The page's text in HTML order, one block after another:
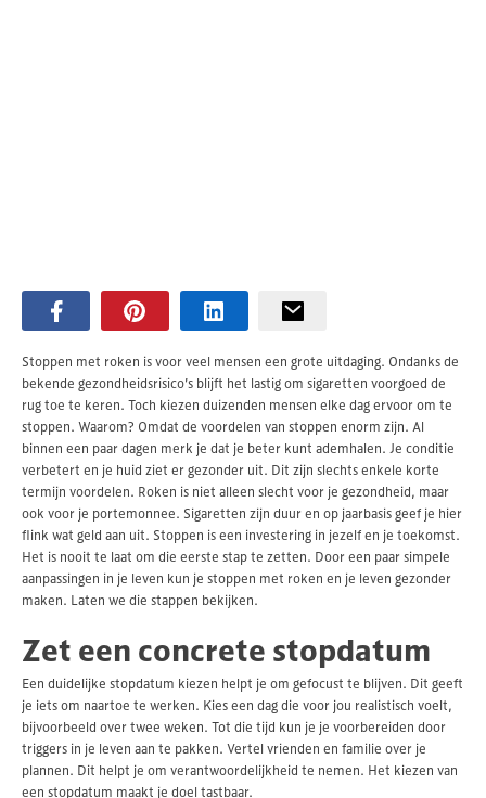
Stoppen met roken is voor veel mensen een grote uitdaging. Ondanks de
bekende gezondheidsrisico’s blijft het lastig om sigaretten voorgoed de
rug toe te keren. Toch kiezen duizenden mensen elke dag ervoor om te
stoppen. Waarom? Omdat de voordelen van stoppen enorm zijn. Al
binnen een paar dagen merk je dat je beter kunt ademhalen. Je conditie
verbetert en je huid ziet er gezonder uit. Dit zijn slechts enkele korte
termijn voordelen. Roken is niet alleen slecht voor je gezondheid, maar
ook voor je portemonnee. Sigaretten zijn duur en op jaarbasis geef je hier
flink wat geld aan uit. Stoppen is een investering in jezelf en je toekomst.
Het is nooit te laat om die eerste stap te zetten. Door een paar simpele
aanpassingen in je leven kun je stoppen met roken en je leven gezonder
maken. Laten we die stappen bekijken.
Zet een concrete stopdatum
Een duidelijke stopdatum kiezen helpt je om gefocust te blijven. Dit geeft
je iets om naartoe te werken. Kies een dag die voor jou realistisch voelt,
bijvoorbeeld over twee weken. Tot die tijd kun je je voorbereiden door
triggers in je leven aan te pakken. Vertel vrienden en familie over je
plannen. Dit helpt je om verantwoordelijkheid te nemen. Het kiezen van
een stopdatum maakt je doel tastbaar.